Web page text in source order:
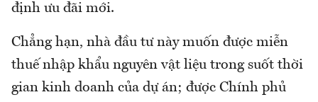
định ưu đãi mới.
Chẳng hạn, nhà đầu tư này muốn được miễn
thuế nhập khẩu nguyên vật liệu trong suốt thời
gian kinh doanh của dự án; được Chính phủ